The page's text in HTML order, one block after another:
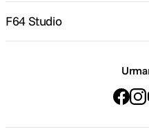
F64 Studio